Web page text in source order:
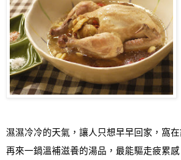
濕濕冷冷的天氣，讓人只想早早回家，窩
再來一鍋溫補滋養的湯品，最能驅走疲累